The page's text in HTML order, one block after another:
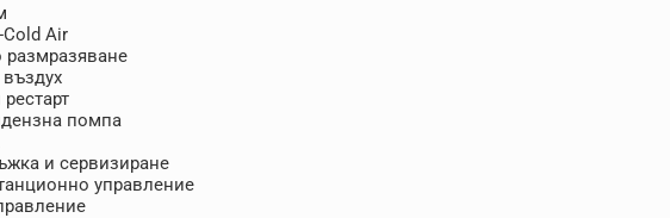
Air
помпа
и сервизиране
управление